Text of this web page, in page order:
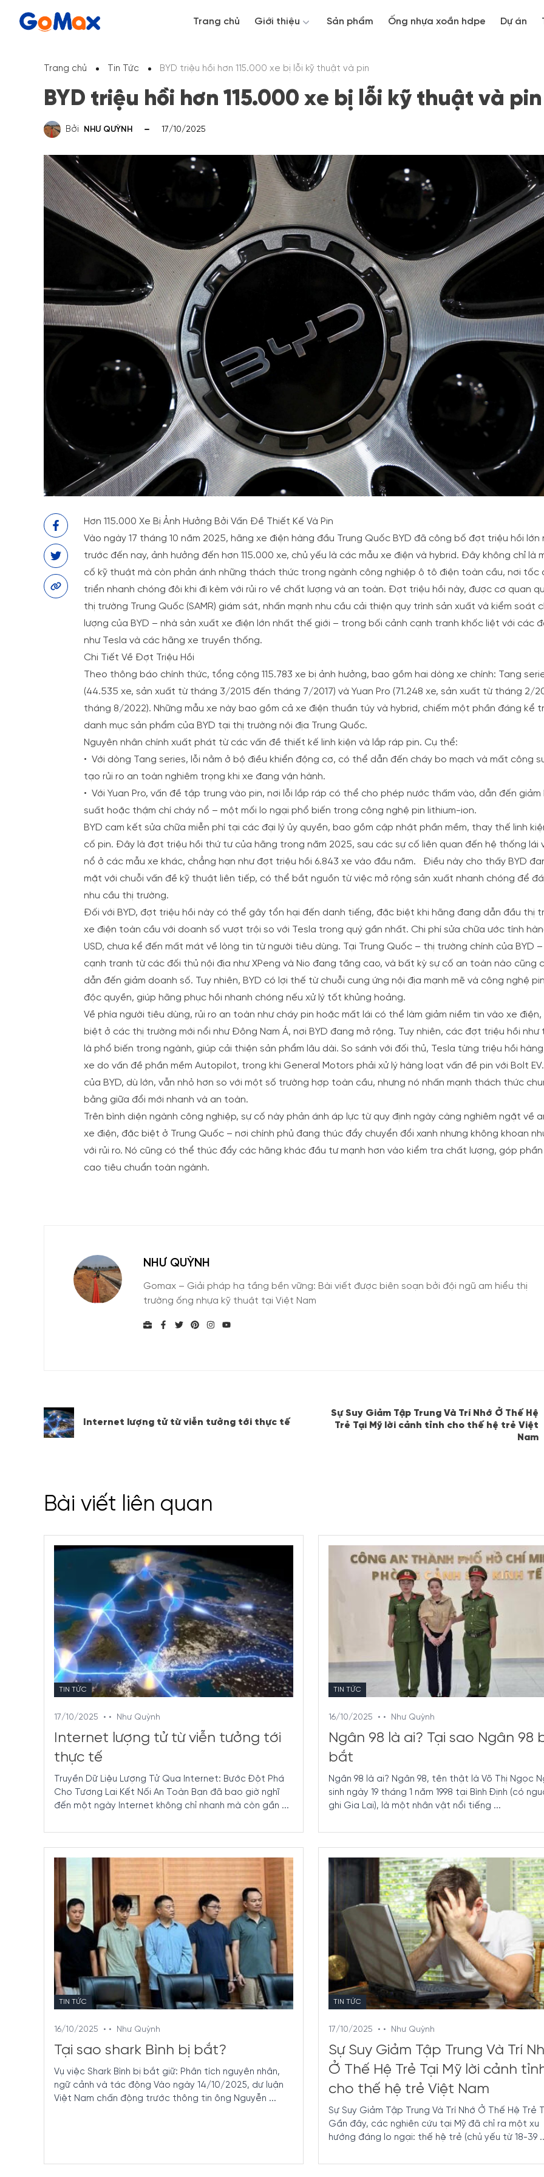
Trang chủ Giới thiệu Sản phẩm Ống nhựa xoắn hdpe Dự án
Trang chủ Tin Tức BYD triệu hồi hơn 115.000 xe bị lỗi kỹ thuật và pin
BYD triệu hồi hơn 115.000 xe bị lỗi kỹ thuật và pin
Bởi NHƯ QUỲNH 17/10/2025
Hơn 115.000 Xe Bị Ảnh Hưởng Bởi Vấn Đề Thiết Kế Và Pin
Vào ngày 17 tháng 10 năm 2025, hãng xe điện hàng đầu Trung Quốc BYD đã công bố đợt triệu hồi
trước đến nay, ảnh hưởng đến hơn 115.000 xe, chủ yếu là các mẫu xe điện và hybrid. Đây không chỉ là
cố kỹ thuật mà còn phản ánh những thách thức trong ngành công nghiệp ô tô điện toàn cầu, nơi tốc
triển nhanh chóng đôi khi đi kèm với rủi ro về chất lượng và an toàn. Đợt triệu hồi này, được cơ quan
thị trường Trung Quốc (SAMR) giám sát, nhấn mạnh nhu cầu cải thiện quy trình sản xuất và kiểm soát
lượng của BYD – nhà sản xuất xe điện lớn nhất thế giới – trong bối cảnh cạnh tranh khốc liệt với các
như Tesla và các hãng xe truyền thống.
Chi Tiết Về Đợt Triệu Hồi
Theo thông báo chính thức, tổng cộng 115.783 xe bị ảnh hưởng, bao gồm hai dòng xe chính: Tang
(44.535 xe, sản xuất từ tháng 3/2015 đến tháng 7/2017) và Yuan Pro (71.248 xe, sản xuất từ tháng 2/
tháng 8/2022). Những mẫu xe này bao gồm cả xe điện thuần túy và hybrid, chiếm một phần đáng kể
danh mục sản phẩm của BYD tại thị trường nội địa Trung Quốc.
Nguyên nhân chính xuất phát từ các vấn đề thiết kế linh kiện và lắp ráp pin. Cụ thể:
• Với dòng Tang series, lỗi nằm ở bộ điều khiển động cơ, có thể dẫn đến cháy bo mạch và mất công
tạo rủi ro an toàn nghiêm trọng khi xe đang vận hành.
• Với Yuan Pro, vấn đề tập trung vào pin, nơi lỗi lắp ráp có thể cho phép nước thấm vào, dẫn đến giảm
suất hoặc thậm chí cháy nổ – một mối lo ngại phổ biến trong công nghệ pin lithium-ion.
BYD cam kết sửa chữa miễn phí tại các đại lý ủy quyền, bao gồm cập nhật phần mềm, thay thế linh
cố pin. Đây là đợt triệu hồi thứ tư của hãng trong năm 2025, sau các sự cố liên quan đến hệ thống lái
nổ ở các mẫu xe khác, chẳng hạn như đợt triệu hồi 6.843 xe vào đầu năm.
Điều này cho thấy BYD
mặt với chuỗi vấn đề kỹ thuật liên tiếp, có thể bắt nguồn từ việc mở rộng sản xuất nhanh chóng để
nhu cầu thị trường.
Đối với BYD, đợt triệu hồi này có thể gây tổn hại đến danh tiếng, đặc biệt khi hãng đang dẫn đầu thị
xe điện toàn cầu với doanh số vượt trội so với Tesla trong quý gần nhất. Chi phí sửa chữa ước tính
USD, chưa kể đến mất mát về lòng tin từ người tiêu dùng. Tại Trung Quốc – thị trường chính của BYD
cạnh tranh từ các đối thủ nội địa như XPeng và Nio đang tăng cao, và bất kỳ sự cố an toàn nào cũng
dẫn đến giảm doanh số. Tuy nhiên, BYD có lợi thế từ chuỗi cung ứng nội địa mạnh mẽ và công nghệ
độc quyền, giúp hãng phục hồi nhanh chóng nếu xử lý tốt khủng hoảng.
Về phía người tiêu dùng, rủi ro an toàn như cháy pin hoặc mất lái có thể làm giảm niềm tin vào xe
biệt ở các thị trường mới nổi như Đông Nam Á, nơi BYD đang mở rộng. Tuy nhiên, các đợt triệu hồi như
là phổ biến trong ngành, giúp cải thiện sản phẩm lâu dài. So sánh với đối thủ, Tesla từng triệu hồi
xe do vấn đề phần mềm Autopilot, trong khi General Motors phải xử lý hàng loạt vấn đề pin với Bolt
của BYD, dù lớn, vẫn nhỏ hơn so với một số trường hợp toàn cầu, nhưng nó nhấn mạnh thách thức
bằng giữa đổi mới nhanh và an toàn.
Trên bình diện ngành công nghiệp, sự cố này phản ánh áp lực từ quy định ngày càng nghiêm ngặt về
xe điện, đặc biệt ở Trung Quốc – nơi chính phủ đang thúc đẩy chuyển đổi xanh nhưng không khoan
với rủi ro. Nó cũng có thể thúc đẩy các hãng khác đầu tư mạnh hơn vào kiểm tra chất lượng, góp
cao tiêu chuẩn toàn ngành.
NHƯ QUỲNH
Gomax – Giải pháp hạ tầng bền vững: Bài viết được biên soạn bởi đội ngũ am hiểu thị
trường ống nhựa kỹ thuật tại Việt Nam
Internet lượng tử từ viễn tưởng tới thực tế
Sự Suy Giảm Tập Trung Và Trí Nhớ Ở Thế Hệ
Trẻ Tại Mỹ lời cảnh tỉnh cho thế hệ trẻ Việt
Nam
Bài viết liên quan
TIN TỨC
17/10/2025 • • Như Quỳnh
Internet lượng tử từ viễn tưởng tới
thực tế
Truyền Dữ Liệu Lượng Tử Qua Internet: Bước Đột Phá
Cho Tương Lai Kết Nối An Toàn Bạn đã bao giờ nghĩ
đến một ngày Internet không chỉ nhanh mà còn gần ...
TIN TỨC
16/10/2025 • • Như Quỳnh
Ngân 98 là ai? Tại sao Ngân 98
bắt
Ngân 98 là ai? Ngân 98, tên thật là Võ Thị Ngọc
sinh ngày 19 tháng 1 năm 1998 tại Bình Định (có
ghi Gia Lai), là một nhân vật nổi tiếng ...
TIN TỨC
16/10/2025 • • Như Quỳnh
Tại sao shark Bình bị bắt?
Vụ việc Shark Bình bị bắt giữ: Phân tích nguyên nhân,
ngữ cảnh và tác động Vào ngày 14/10/2025, dư luận
Việt Nam chấn động trước thông tin ông Nguyễn ...
TIN TỨC
17/10/2025 • • Như Quỳnh
Sự Suy Giảm Tập Trung Và Trí
Ở Thế Hệ Trẻ Tại Mỹ lời cảnh
cho thế hệ trẻ Việt Nam
Sự Suy Giảm Tập Trung Và Trí Nhớ Ở Thế Hệ Trẻ
Gần đây, các nghiên cứu tại Mỹ đã chỉ ra một xu
hướng đáng lo ngại: thế hệ trẻ (chủ yếu từ 18-39